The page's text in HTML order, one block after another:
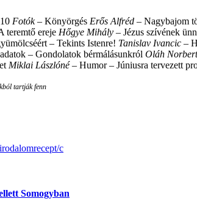
Fotók – Könyörgés Erős Alfréd – Nagybajom
teremtő ereje Hőgye Mihály – Jézus szívének
– Tekints Istenre! Tanislav Ivancic –
– Gondolatok bérmálásunkról Oláh
Miklai Lászlóné – Humor – Júniusra tervezett
tartják fenn
irodalomrecept/c
Somogyban